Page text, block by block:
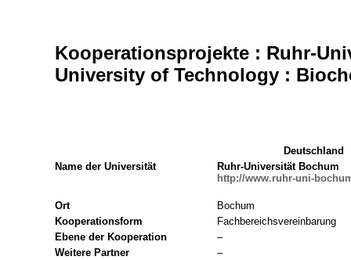
Kooperationsprojekte : Ruhr-
University of Technology :
Deutschland
Name der Universität
Ruhr-Universität Bochum
http://www.ruhr-uni-
Ort
Bochum
Kooperationsform
Fachbereichsvereinbarung
Ebene der Kooperation
–
Weitere Partner
–